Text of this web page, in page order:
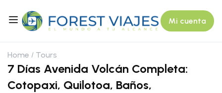
Mi cuenta
Home Tours
7 Días Avenida Volcán Completa:
Cotopaxi, Quilotoa, Baños,